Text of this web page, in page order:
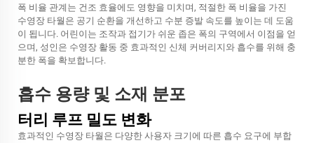
폭 비율 관계는 건조 효율에도 영향을 미치며, 적절한 폭 비율을 가진
수영장 타월은 공기 순환을 개선하고 수분 증발 속도를 높이는 데 도움
이 됩니다. 어린이는 조작과 접기가 쉬운 좁은 폭의 구역에서 이점을 얻
으며, 성인은 수영장 활동 중 효과적인 신체 커버리지와 흡수를 위해 충
분한 폭을 확보합니다.
흡수 용량 및 소재 분포
터리 루프 밀도 변화
효과적인 수영장 타월은 다양한 사용자 크기에 따른 흡수 요구에 부합